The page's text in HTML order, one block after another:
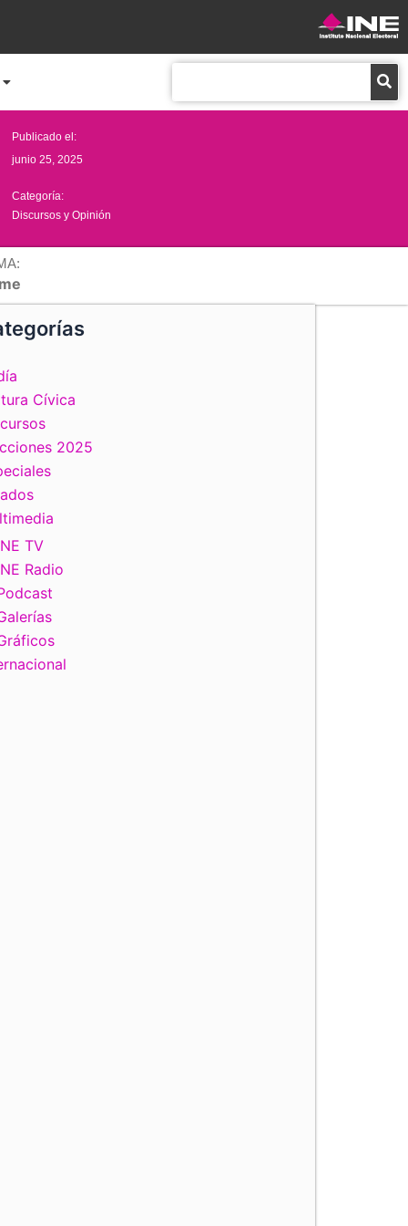
Publicado el:
junio 25, 2025
Categoría:
Discursos y Opinión
Cívica
2025
TV
Radio